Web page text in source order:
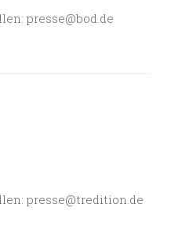
presse@bod.de
presse@tredition.de